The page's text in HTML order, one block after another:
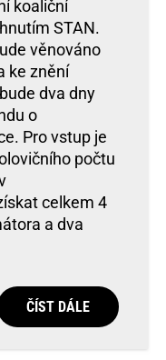
koaliční
STAN.
věnováno
ke znění
dva dny
o
Pro vstup je
počtu
celkem 4
a dva
ČÍST DÁLE